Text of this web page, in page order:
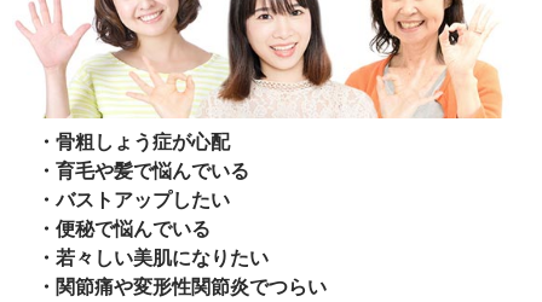
・骨粗しょう症が心配
・育毛や髪で悩んでいる
・バストアップしたい
・便秘で悩んでいる
・若々しい美肌になりたい
・関節痛や変形性関節炎でつらい